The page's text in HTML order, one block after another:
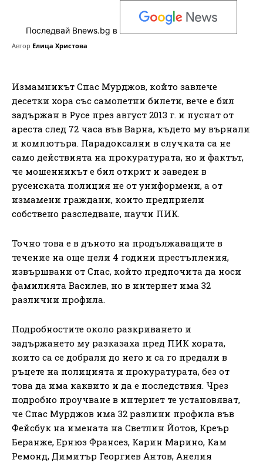
Последвай Bnews.bg в
Автор Елица Христова
Измамникът Спас Мурджов, който завлече
десетки хора със самолетни билети, вече е бил
задържан в Русе през август 2013 г. и пуснат от
ареста след 72 часа във Варна, където му върнали
и компютъра. Парадоксални в случката са не
само действията на прокуратурата, но и фактът,
че мошенникът е бил открит и заведен в
русенската полиция не от униформени, а от
измамени граждани, които предприели
собствено разследване, научи ПИК.
Точно това е в дъното на продължаващите в
течение на още цели 4 години престъпления,
извършвани от Спас, който предпочита да носи
фамилията Василев, но в интернет има 32
различни профила.
Подробностите около разкриването и
задържането му разказаха пред ПИК хората,
които са се добрали до него и са го предали в
ръцете на полицията и прокуратурата, без от
това да има каквито и да е последствия. Чрез
подробно проучване в интернет те установяват,
че Спас Мурджов има 32 разлини профила във
Фейсбук на имената на Светлин Йотов, Креър
Беранже, Ернюз Франсез, Карин Марино, Кам
Ремонд, Димитър Георгиев Антов, Анелия